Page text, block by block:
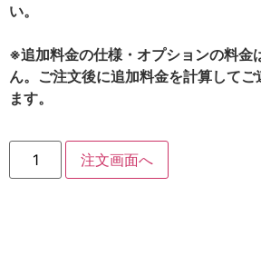
い。
※追加料金の仕様・オプションの料金
ん。ご注文後に追加料金を計算してご
ます。
注文画面へ